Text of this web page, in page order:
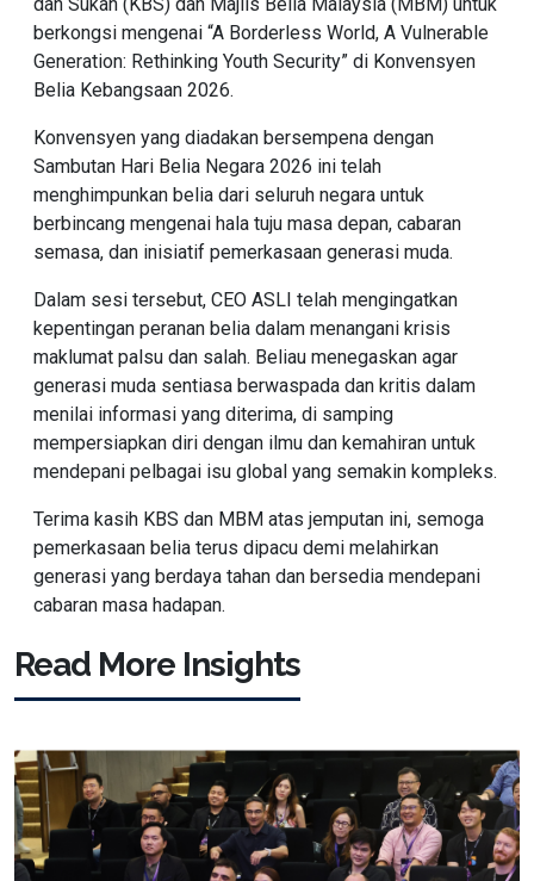
berkongsi mengenai “A Borderless World, A Vulnerable
Generation: Rethinking Youth Security” di Konvensyen
Belia Kebangsaan 2026.
Konvensyen yang diadakan bersempena dengan
Sambutan Hari Belia Negara 2026 ini telah
menghimpunkan belia dari seluruh negara untuk
berbincang mengenai hala tuju masa depan, cabaran
semasa, dan inisiatif pemerkasaan generasi muda.
Dalam sesi tersebut, CEO ASLI telah mengingatkan
kepentingan peranan belia dalam menangani krisis
maklumat palsu dan salah. Beliau menegaskan agar
generasi muda sentiasa berwaspada dan kritis dalam
menilai informasi yang diterima, di samping
mempersiapkan diri dengan ilmu dan kemahiran untuk
mendepani pelbagai isu global yang semakin kompleks.
Terima kasih KBS dan MBM atas jemputan ini, semoga
pemerkasaan belia terus dipacu demi melahirkan
generasi yang berdaya tahan dan bersedia mendepani
cabaran masa hadapan.
Read More Insights